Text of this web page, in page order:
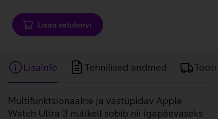
Lisan ostukorvi
Lisainfo Tehnilised andmed
Lisainfo
Multifunktsionaalne ja vastupidav Apple
Watch Ultra 3 nutikell sobib nii igapäevaseks